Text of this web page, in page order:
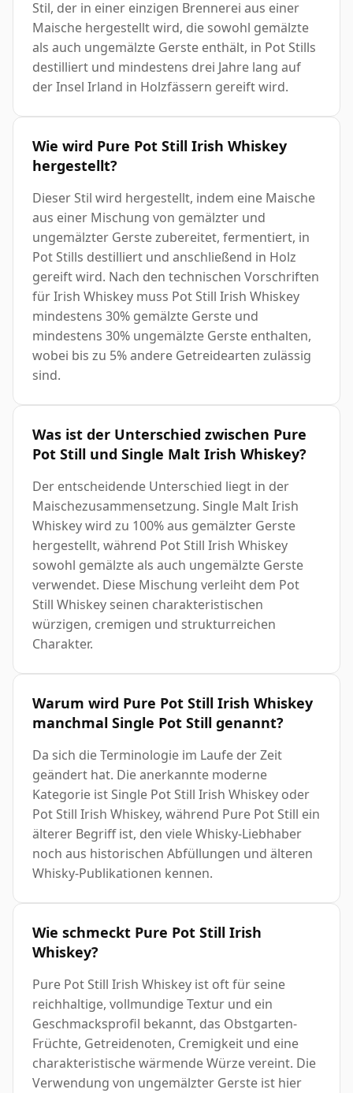
Stil, der in einer einzigen Brennerei aus einer
Maische hergestellt wird, die sowohl gemälzte
als auch ungemälzte Gerste enthält, in Pot Stills
destilliert und mindestens drei Jahre lang auf
der Insel Irland in Holzfässern gereift wird.
Wie wird Pure Pot Still Irish Whiskey
hergestellt?
Dieser Stil wird hergestellt, indem eine Maische
aus einer Mischung von gemälzter und
ungemälzter Gerste zubereitet, fermentiert, in
Pot Stills destilliert und anschließend in Holz
gereift wird. Nach den technischen Vorschriften
für Irish Whiskey muss Pot Still Irish Whiskey
mindestens 30% gemälzte Gerste und
mindestens 30% ungemälzte Gerste enthalten,
wobei bis zu 5% andere Getreidearten zulässig
sind.
Was ist der Unterschied zwischen Pure
Pot Still und Single Malt Irish Whiskey?
Der entscheidende Unterschied liegt in der
Maischezusammensetzung. Single Malt Irish
Whiskey wird zu 100% aus gemälzter Gerste
hergestellt, während Pot Still Irish Whiskey
sowohl gemälzte als auch ungemälzte Gerste
verwendet. Diese Mischung verleiht dem Pot
Still Whiskey seinen charakteristischen
würzigen, cremigen und strukturreichen
Charakter.
Warum wird Pure Pot Still Irish Whiskey
manchmal Single Pot Still genannt?
Da sich die Terminologie im Laufe der Zeit
geändert hat. Die anerkannte moderne
Kategorie ist Single Pot Still Irish Whiskey oder
Pot Still Irish Whiskey, während Pure Pot Still ein
älterer Begriff ist, den viele Whisky-Liebhaber
noch aus historischen Abfüllungen und älteren
Whisky-Publikationen kennen.
Wie schmeckt Pure Pot Still Irish
Whiskey?
Pure Pot Still Irish Whiskey ist oft für seine
reichhaltige, vollmundige Textur und ein
Geschmacksprofil bekannt, das Obstgarten-
Früchte, Getreidenoten, Cremigkeit und eine
charakteristische wärmende Würze vereint. Die
Verwendung von ungemälzter Gerste ist hier